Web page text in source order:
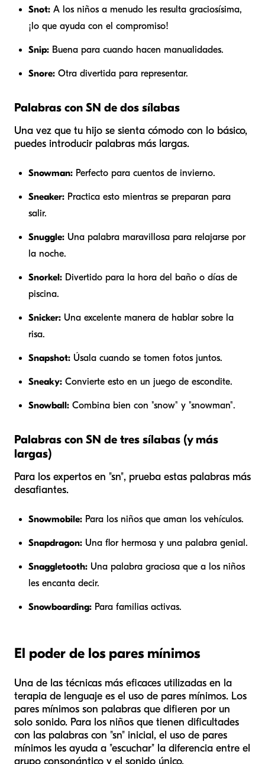
Snot: A los niños a menudo les resulta graciosísima,
¡lo que ayuda con el compromiso!
Snip: Buena para cuando hacen manualidades.
Snore: Otra divertida para representar.
Palabras con SN de dos sílabas
Una vez que tu hijo se sienta cómodo con lo básico,
puedes introducir palabras más largas.
Snowman: Perfecto para cuentos de invierno.
Sneaker: Practica esto mientras se preparan para
salir.
Snuggle: Una palabra maravillosa para relajarse por
la noche.
Snorkel: Divertido para la hora del baño o días de
piscina.
Snicker: Una excelente manera de hablar sobre la
risa.
Snapshot: Úsala cuando se tomen fotos juntos.
Sneaky: Convierte esto en un juego de escondite.
Snowball: Combina bien con "snow" y "snowman".
Palabras con SN de tres sílabas (y más
largas)
Para los expertos en "sn", prueba estas palabras más
desafiantes.
Snowmobile: Para los niños que aman los vehículos.
Snapdragon: Una flor hermosa y una palabra genial.
Snaggletooth: Una palabra graciosa que a los niños
les encanta decir.
Snowboarding: Para familias activas.
El poder de los pares mínimos
Una de las técnicas más eficaces utilizadas en la
terapia de lenguaje es el uso de pares mínimos. Los
pares mínimos son palabras que difieren por un
solo sonido. Para los niños que tienen dificultades
con las palabras con "sn" inicial, el uso de pares
mínimos les ayuda a "escuchar" la diferencia entre el
grupo consonántico y el sonido único.